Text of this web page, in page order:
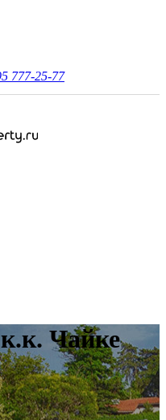
777-25-77
Чайке